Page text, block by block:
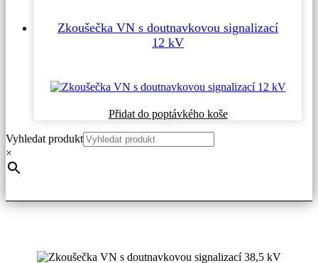
Zkoušečka VN s doutnavkovou signalizací
12 kV
Přidat do poptávkého koše
Vyhledat produkt
×